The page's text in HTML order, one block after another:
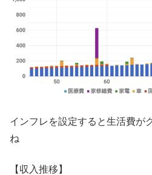
インフレを設定すると生活費が
ね
【収入推移】